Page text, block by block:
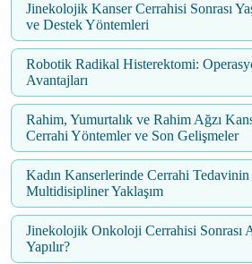
Jinekolojik Kanser Cerrahisi Sonrası
ve Destek Yöntemleri
Robotik Radikal Histerektomi:
Avantajları
Rahim, Yumurtalık ve Rahim Ağzı
Cerrahi Yöntemler ve Son Gelişmeler
Kadın Kanserlerinde Cerrahi
Multidisipliner Yaklaşım
Jinekolojik Onkoloji Cerrahisi Sonrası
Yapılır?